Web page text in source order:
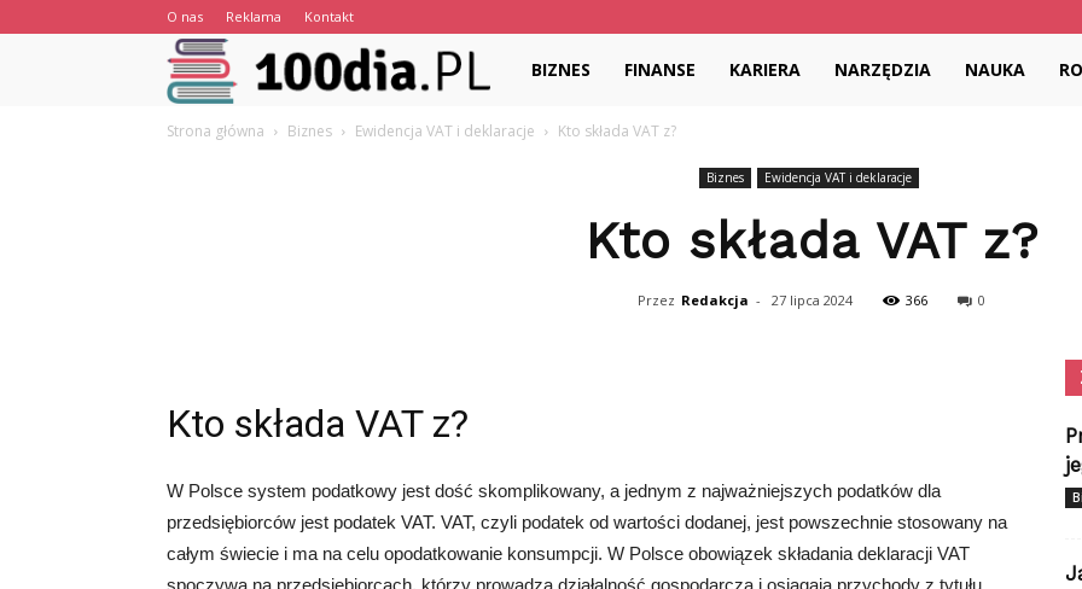
O nas Reklama Kontakt
100dia.pl
BIZNES FINANSE KARIERA NARZĘDZIA NAUKA
Strona główna Biznes Ewidencja VAT i deklaracje Kto składa VAT z?
Biznes Ewidencja VAT i deklaracje
Kto składa VAT z?
Przez Redakcja - 27 lipca 2024 366 0
Kto składa VAT z?
W Polsce system podatkowy jest dość skomplikowany, a jednym z najważniejszych podatków dla
przedsiębiorców jest podatek VAT. VAT, czyli podatek od wartości dodanej, jest powszechnie stosowany na
całym świecie i ma na celu opodatkowanie konsumpcji. W Polsce obowiązek składania deklaracji VAT
spoczywa na przedsiębiorcach, którzy prowadzą działalność gospodarczą i osiągają przychody z tytułu